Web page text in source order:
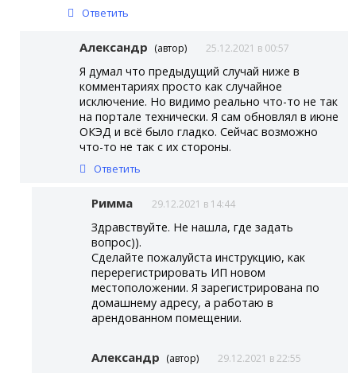
Ответить
Александр (автор) 25.12.2021 в 00:57
Я думал что предыдущий случай ниже в
комментариях просто как случайное
исключение. Но видимо реально что-то не так
на портале технически. Я сам обновлял в июне
ОКЭД и всё было гладко. Сейчас возможно
что-то не так с их стороны.
Ответить
Римма 29.12.2021 в 14:44
Здравствуйте. Не нашла, где задать
вопрос)).
Сделайте пожалуйста инструкцию, как
перерегистрировать ИП новом
местоположении. Я зарегистрирована по
домашнему адресу, а работаю в
арендованном помещении.
Александр (автор) 29.12.2021 в 22:55